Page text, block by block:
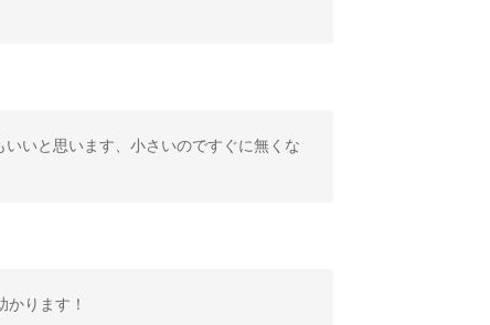
いと思います、小さいのですぐに無くな
ります！